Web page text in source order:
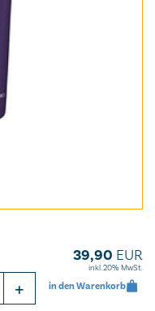
39,90 EUR
inkl. 20% MwSt.
+ in den Warenkorb